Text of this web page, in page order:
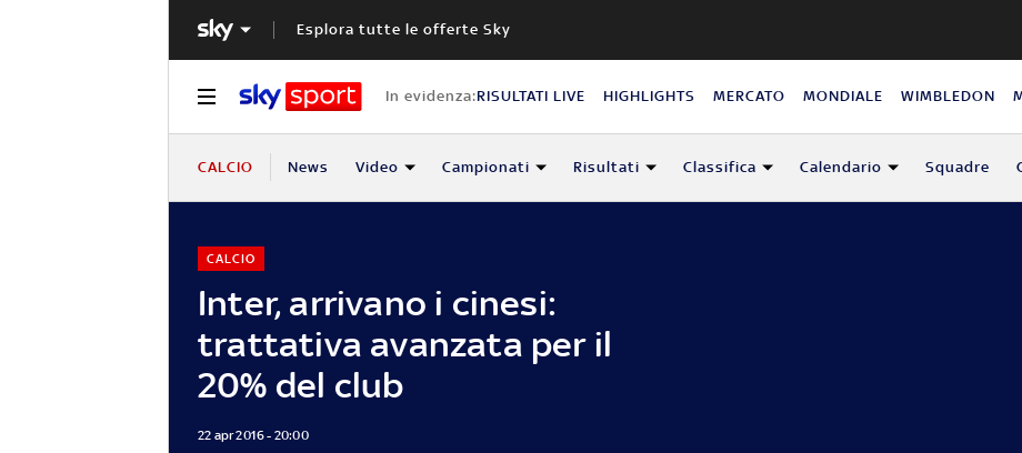
Esplora tutte le offerte Sky
In evidenza:RISULTATI LIVE HIGHLIGHTS MERCATO MONDIALE WIMBLEDON
CALCIO News Video Campionati Risultati Classifica Calendario Squadre
Inter, arrivano i cinesi:
trattativa avanzata per il
20% del club
CALCIO
22 apr 2016 - 20:00